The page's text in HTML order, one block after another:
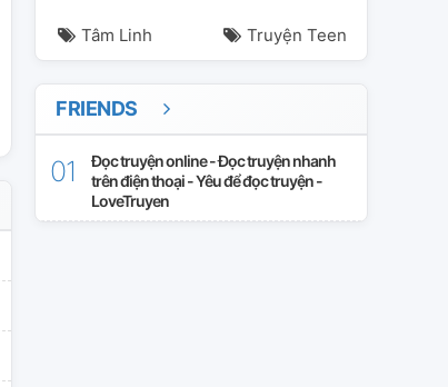
Tâm Linh Truyện Teen
FRIENDS
Đọc truyện online - Đọc truyện nhanh
trên điện thoại - Yêu để đọc truyện -
LoveTruyen